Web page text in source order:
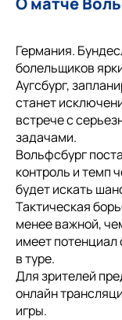
Германия.
болельщиков
Аугсбург,
станет
встрече с
задачами.
Вольфсбург
контроль и темп
будет искать
Тактическая
менее важной,
имеет
в туре.
Для зрителей
онлайн
игры.